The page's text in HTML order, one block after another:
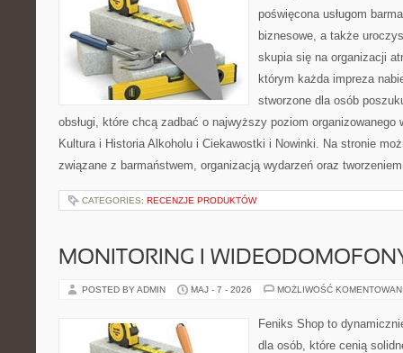
poświęcona usługom
biznesowe, a także
skupia się na organizacji
którym każda impreza
stworzone dla osób
obsługi, które chcą zadbać o najwyższy poziom organizowanego
Kultura i Historia Alkoholu i Ciekawostki i Nowinki. Na stronie
związane z barmaństwem, organizacją wydarzeń oraz
CATEGORIES: RECENZJE PRODUKTÓW
MONITORING I
POSTED BY ADMIN MAJ - 7 - 2026 MOŻLIWOŚĆ
Feniks Shop to
dla osób, które cenią